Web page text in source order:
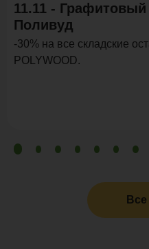
11.11 -
Поливуд
-30% на все складские
POLYWOOD.